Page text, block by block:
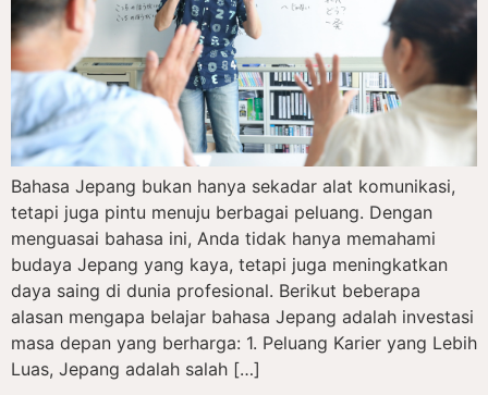
Bahasa Jepang bukan hanya sekadar alat komunikasi,
tetapi juga pintu menuju berbagai peluang. Dengan
menguasai bahasa ini, Anda tidak hanya memahami
budaya Jepang yang kaya, tetapi juga meningkatkan
daya saing di dunia profesional. Berikut beberapa
alasan mengapa belajar bahasa Jepang adalah investasi
masa depan yang berharga: 1. Peluang Karier yang Lebih
Luas, Jepang adalah salah […]